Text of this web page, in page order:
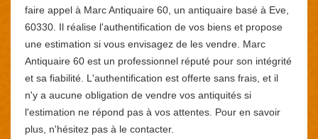
faire appel à Marc Antiquaire 60, un antiquaire basé à Eve,
60330. Il réalise l'authentification de vos biens et propose
une estimation si vous envisagez de les vendre. Marc
Antiquaire 60 est un professionnel réputé pour son intégrité
et sa fiabilité. L'authentification est offerte sans frais, et il
n'y a aucune obligation de vendre vos antiquités si
l'estimation ne répond pas à vos attentes. Pour en savoir
plus, n'hésitez pas à le contacter.